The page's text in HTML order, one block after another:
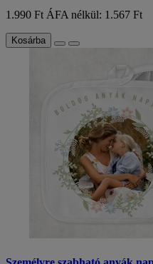
1.990 Ft ÁFA nélkül: 1.567 Ft
Kosárba